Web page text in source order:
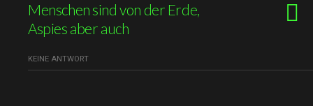
Menschen sind von der Erde,
Aspies aber auch
KEINE ANTWORT